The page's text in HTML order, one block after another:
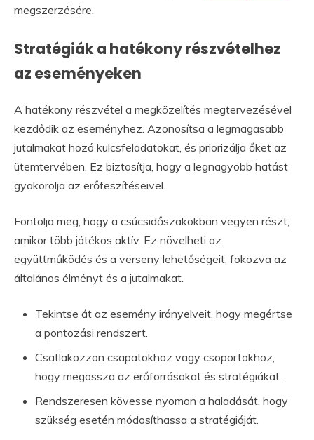
megszerzésére.
Stratégiák a hatékony részvételhez
az eseményeken
A hatékony részvétel a megközelítés megtervezésével
kezdődik az eseményhez. Azonosítsa a legmagasabb
jutalmakat hozó kulcsfeladatokat, és priorizálja őket az
ütemtervében. Ez biztosítja, hogy a legnagyobb hatást
gyakorolja az erőfeszítéseivel.
Fontolja meg, hogy a csúcsidőszakokban vegyen részt,
amikor több játékos aktív. Ez növelheti az
együttműködés és a verseny lehetőségeit, fokozva az
általános élményt és a jutalmakat.
Tekintse át az esemény irányelveit, hogy megértse
a pontozási rendszert.
Csatlakozzon csapatokhoz vagy csoportokhoz,
hogy megossza az erőforrásokat és stratégiákat.
Rendszeresen kövesse nyomon a haladását, hogy
szükség esetén módosíthassa a stratégiáját.